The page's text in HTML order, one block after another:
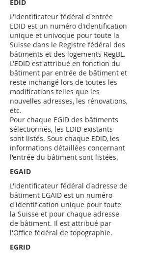
EDID
L'identificateur fédéral d'entrée
EDID est un numéro d'identification
unique et univoque pour toute la
Suisse dans le Registre fédéral des
bâtiments et des logements RegBL.
L'EDID est attribué en fonction du
bâtiment par entrée de bâtiment et
reste inchangé lors de toutes les
modifications telles que les
nouvelles adresses, les rénovations,
etc.
Pour chaque EGID des bâtiments
sélectionnés, les EDID existants
sont listés. Sous chaque EDID, les
informations détaillées concernant
l'entrée du bâtiment sont listées.
EGAID
L'identificateur fédéral d'adresse de
bâtiment EGAID est un numéro
d'identification unique pour toute
la Suisse et pour chaque adresse
de bâtiment. Il est attribué par
l'Office fédéral de topographie.
EGRID